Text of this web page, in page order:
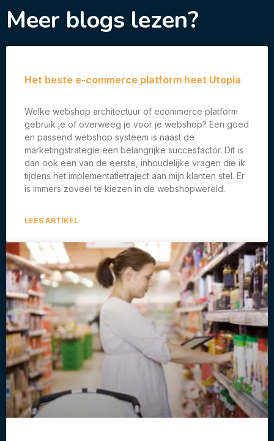
Meer blogs lezen?
Het beste e-commerce platform heet Utopia
Welke webshop architectuur of ecommerce platform
gebruik je of overweeg je voor je webshop? Een goed
en passend webshop systeem is naast de
marketingstrategie een belangrijke succesfactor. Dit is
dan ook een van de eerste, inhoudelijke vragen die ik
tijdens het implementatietraject aan mijn klanten stel. Er
is immers zoveel te kiezen in de webshopwereld.
LEES ARTIKEL